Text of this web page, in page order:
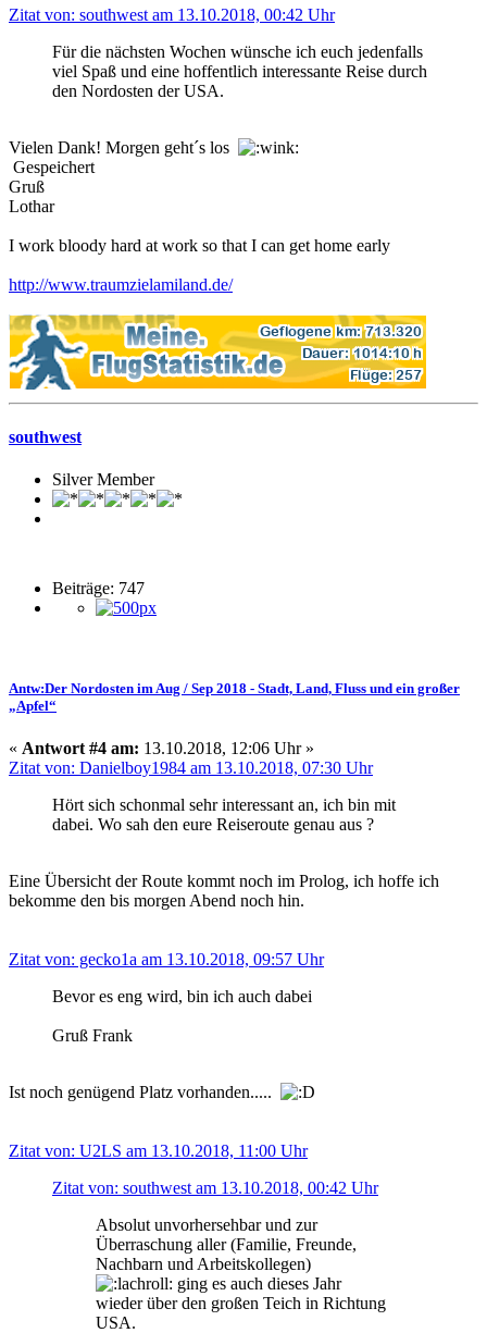
Zitat von: southwest am 13.10.2018, 00:42 Uhr
Für die nächsten Wochen wünsche ich euch jedenfalls
viel Spaß und eine hoffentlich interessante Reise durch
den Nordosten der USA.
Vielen Dank! Morgen geht´s los
Gespeichert
Gruß
Lothar
I work bloody hard at work so that I can get home early
http://www.traumzielamiland.de/
southwest
Silver Member
Beiträge: 747
Antw:Der Nordosten im Aug / Sep 2018 - Stadt, Land, Fluss und ein großer
„Apfel“
« Antwort #4 am: 13.10.2018, 12:06 Uhr »
Zitat von: Danielboy1984 am 13.10.2018, 07:30 Uhr
Hört sich schonmal sehr interessant an, ich bin mit
dabei. Wo sah den eure Reiseroute genau aus ?
Eine Übersicht der Route kommt noch im Prolog, ich hoffe ich
bekomme den bis morgen Abend noch hin.
Zitat von: gecko1a am 13.10.2018, 09:57 Uhr
Bevor es eng wird, bin ich auch dabei
Gruß Frank
Ist noch genügend Platz vorhanden.....
Zitat von: U2LS am 13.10.2018, 11:00 Uhr
Zitat von: southwest am 13.10.2018, 00:42 Uhr
Absolut unvorhersehbar und zur
Überraschung aller (Familie, Freunde,
Nachbarn und Arbeitskollegen)
ging es auch dieses Jahr
wieder über den großen Teich in Richtung
USA.